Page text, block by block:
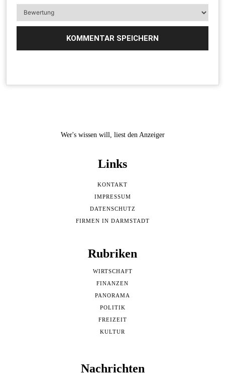
Wer's wissen will, liest den Anzeiger
Links
KONTAKT
IMPRESSUM
DATENSCHUTZ
FIRMEN IN DARMSTADT
Rubriken
WIRTSCHAFT
FINANZEN
PANORAMA
POLITIK
FREIZEIT
KULTUR
Nachrichten